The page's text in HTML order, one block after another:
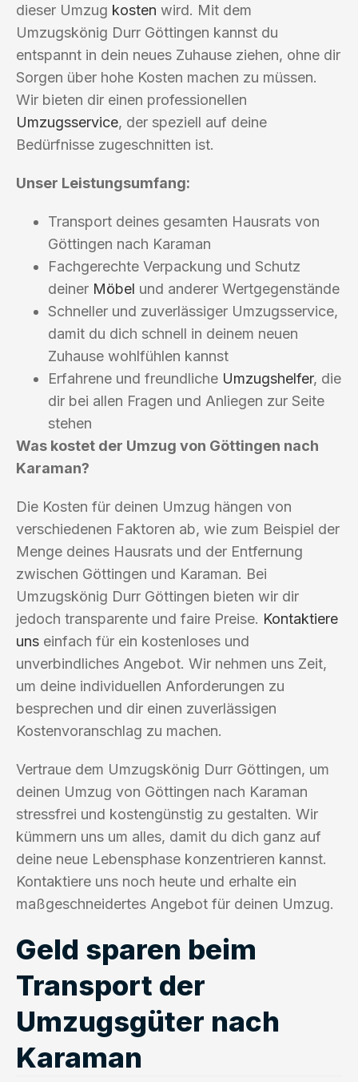
dieser Umzug kosten wird. Mit dem
Umzugskönig Durr Göttingen kannst du
entspannt in dein neues Zuhause ziehen, ohne dir
Sorgen über hohe Kosten machen zu müssen.
Wir bieten dir einen professionellen
Umzugsservice, der speziell auf deine
Bedürfnisse zugeschnitten ist.
Unser Leistungsumfang:
Transport deines gesamten Hausrats von
Göttingen nach Karaman
Fachgerechte Verpackung und Schutz
deiner Möbel und anderer Wertgegenstände
Schneller und zuverlässiger Umzugsservice,
damit du dich schnell in deinem neuen
Zuhause wohlfühlen kannst
Erfahrene und freundliche Umzugshelfer, die
dir bei allen Fragen und Anliegen zur Seite
stehen
Was kostet der Umzug von Göttingen nach
Karaman?
Die Kosten für deinen Umzug hängen von
verschiedenen Faktoren ab, wie zum Beispiel der
Menge deines Hausrats und der Entfernung
zwischen Göttingen und Karaman. Bei
Umzugskönig Durr Göttingen bieten wir dir
jedoch transparente und faire Preise. Kontaktiere
uns einfach für ein kostenloses und
unverbindliches Angebot. Wir nehmen uns Zeit,
um deine individuellen Anforderungen zu
besprechen und dir einen zuverlässigen
Kostenvoranschlag zu machen.
Vertraue dem Umzugskönig Durr Göttingen, um
deinen Umzug von Göttingen nach Karaman
stressfrei und kostengünstig zu gestalten. Wir
kümmern uns um alles, damit du dich ganz auf
deine neue Lebensphase konzentrieren kannst.
Kontaktiere uns noch heute und erhalte ein
maßgeschneidertes Angebot für deinen Umzug.
Geld sparen beim
Transport der
Umzugsgüter nach
Karaman